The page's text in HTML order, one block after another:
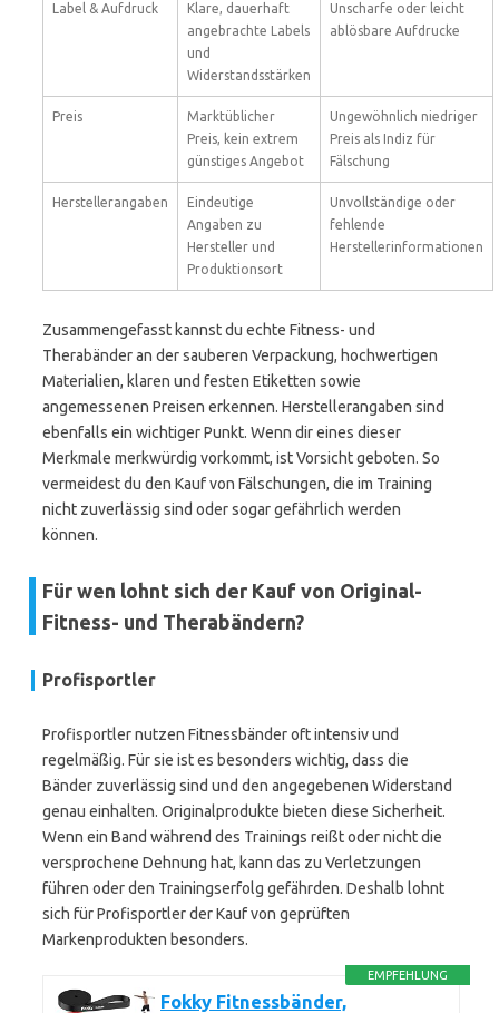
Label & Aufdruck
Klare, dauerhaft
angebrachte Labels
und
Widerstandsstärken
Unscharfe oder leicht
ablösbare Aufdrucke
Preis
Marktüblicher
Preis, kein extrem
günstiges Angebot
Ungewöhnlich niedriger
Preis als Indiz für
Fälschung
Herstellerangaben
Eindeutige
Angaben zu
Hersteller und
Produktionsort
Unvollständige oder
fehlende
Herstellerinformationen
Zusammengefasst kannst du echte Fitness- und
Therabänder an der sauberen Verpackung, hochwertigen
Materialien, klaren und festen Etiketten sowie
angemessenen Preisen erkennen. Herstellerangaben sind
ebenfalls ein wichtiger Punkt. Wenn dir eines dieser
Merkmale merkwürdig vorkommt, ist Vorsicht geboten. So
vermeidest du den Kauf von Fälschungen, die im Training
nicht zuverlässig sind oder sogar gefährlich werden
können.
Für wen lohnt sich der Kauf von Original-
Fitness- und Therabändern?
Profisportler
Profisportler nutzen Fitnessbänder oft intensiv und
regelmäßig. Für sie ist es besonders wichtig, dass die
Bänder zuverlässig sind und den angegebenen Widerstand
genau einhalten. Originalprodukte bieten diese Sicherheit.
Wenn ein Band während des Trainings reißt oder nicht die
versprochene Dehnung hat, kann das zu Verletzungen
führen oder den Trainingserfolg gefährden. Deshalb lohnt
sich für Profisportler der Kauf von geprüften
Markenprodukten besonders.
EMPFEHLUNG
Fokky Fitnessbänder,